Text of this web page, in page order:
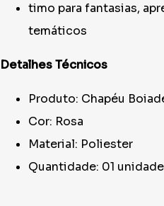
timo para fantasias,
temáticos
Detalhes Técnicos
Produto: Chapéu
Cor: Rosa
Material: Poliester
Quantidade: 01 unidade